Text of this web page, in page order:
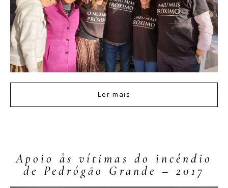
Ler mais
Apoio às vítimas do incêndio
de Pedrógão Grande – 2017